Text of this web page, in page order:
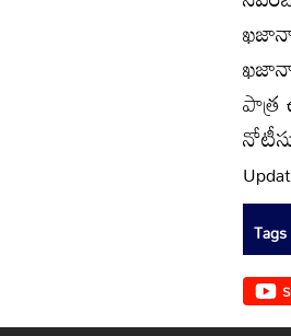
పాత్ర
Tags